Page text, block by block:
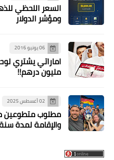
السعر اللحظي
ومؤشر الدولار
06 يونيو 2016
مليون درهم!!
02 أغسطس 2025
مطلوب متطوعين
والإقامة لمدة سنة